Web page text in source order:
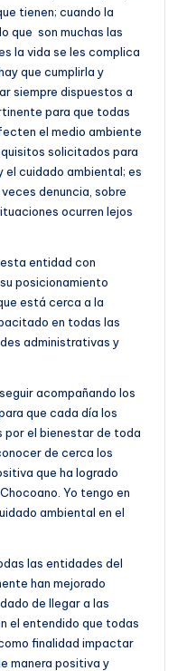
tienen; cuando la
que son muchas las
la vida se les complica
que cumplirla y
siempre dispuestos a
para que todas
el medio ambiente
solicitados para
el cuidado ambiental; es
denuncia, sobre
ocurren lejos
entidad con
posicionamiento
está cerca a la
en todas las
administrativas y
acompañando los
que cada día los
por el bienestar de toda
de cerca los
que ha logrado
Yo tengo en
ambiental en el
las entidades del
han mejorado
de llegar a las
el entendido que todas
finalidad impactar
manera positiva y